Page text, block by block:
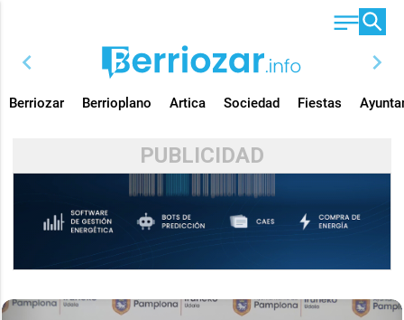
chevron_left chevron_right
Berriozar Berrioplano Artica Sociedad Fiestas
PUBLICIDAD